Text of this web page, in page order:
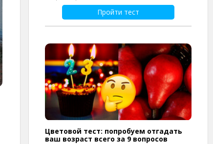
Пройти тест
Цветовой тест: попробуем отгадать
ваш возраст всего за 9 вопросов